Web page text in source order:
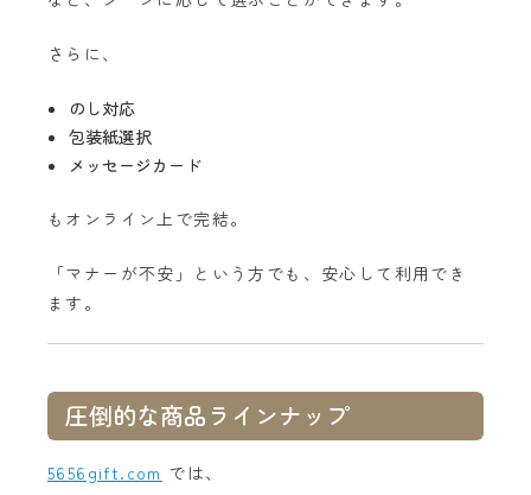
さらに、
のし対応
包装紙選択
メッセージカード
もオンライン上で完結。
「マナーが不安」という方でも、安心して利用でき
ます。
圧倒的な商品ラインナップ
5656gift.com では、